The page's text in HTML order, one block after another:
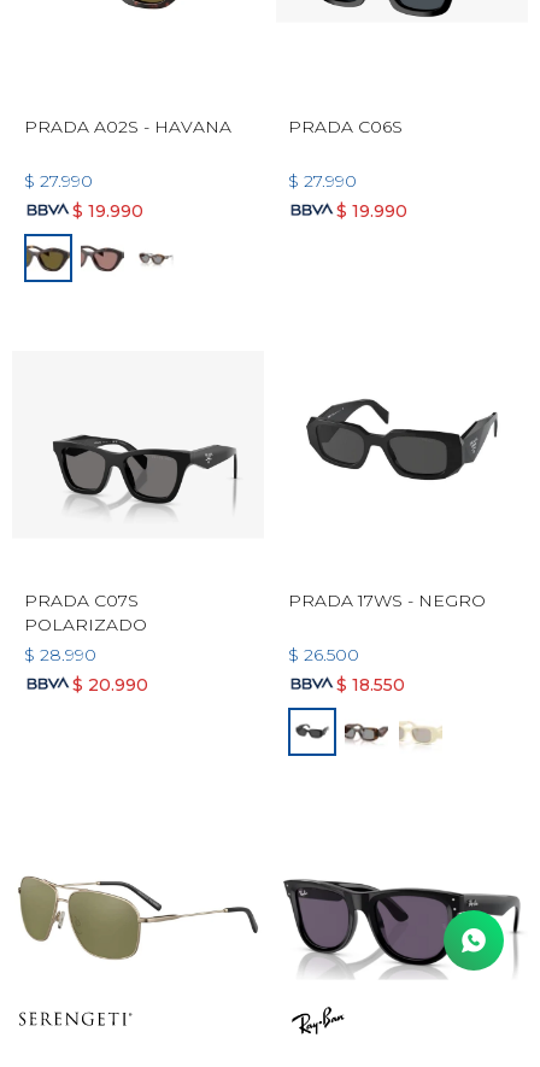
PRADA A02S - HAVANA
$ 27.990
$ 19.990
PRADA C06S
$ 27.990
$ 19.990
PRADA C07S
POLARIZADO
$ 28.990
$ 20.990
PRADA 17WS - NEGRO
$ 26.500
$ 18.550